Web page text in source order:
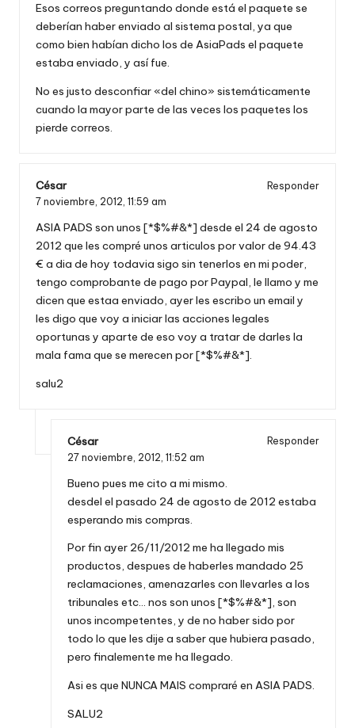
Esos correos preguntando donde está el paquete se
deberían haber enviado al sistema postal, ya que
como bien habían dicho los de AsiaPads el paquete
estaba enviado, y así fue.
No es justo desconfiar «del chino» sistemáticamente
cuando la mayor parte de las veces los paquetes los
pierde correos.
César
Responder
7 noviembre, 2012, 11:59 am
ASIA PADS son unos [*$%#&*] desde el 24 de agosto
2012 que les compré unos articulos por valor de 94.43
€ a dia de hoy todavia sigo sin tenerlos en mi poder,
tengo comprobante de pago por Paypal, le llamo y me
dicen que estaa enviado, ayer les escribo un email y
les digo que voy a iniciar las acciones legales
oportunas y aparte de eso voy a tratar de darles la
mala fama que se merecen por [*$%#&*].
salu2
César
Responder
27 noviembre, 2012, 11:52 am
Bueno pues me cito a mi mismo.
desdel el pasado 24 de agosto de 2012 estaba
esperando mis compras.
Por fin ayer 26/11/2012 me ha llegado mis
productos, despues de haberles mandado 25
reclamaciones, amenazarles con llevarles a los
tribunales etc… nos son unos [*$%#&*], son
unos incompetentes, y de no haber sido por
todo lo que les dije a saber que hubiera pasado,
pero finalemente me ha llegado.
Asi es que NUNCA MAIS compraré en ASIA PADS.
SALU2